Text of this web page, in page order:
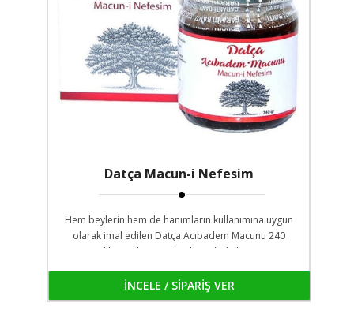
Datça Macun-i Nefesim
Hem beylerin hem de hanımların kullanımına uygun
olarak imal edilen Datça Acıbadem Macunu 240
gramlık cam kavanozlarda ambalajlanmıştır.
İNCELE / SİPARİŞ VER